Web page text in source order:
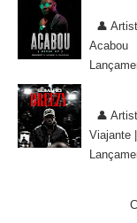
👤
Acabou
👤
Viajante